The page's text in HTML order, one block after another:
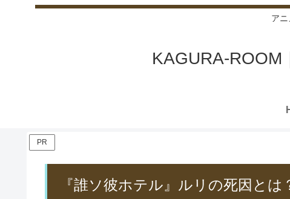
ア
KAGURA-
PR
『誰ソ彼ホテル』ルリの死因と